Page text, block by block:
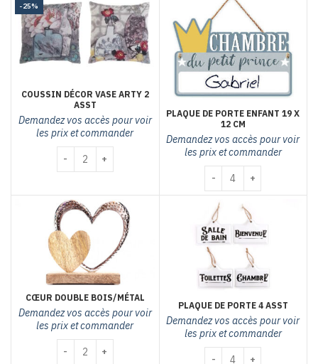
-25%
COUSSIN DÉCOR VASE ARTY 2
ASST
Demandez vos accès pour voir
les prix et commander
quantité de Coussin décor vase arty 2 asst
PLAQUE DE PORTE ENFANT 19 X
12 CM
Demandez vos accès pour voir
les prix et commander
quantité de PLAQUE DE
CŒUR DOUBLE BOIS/MÉTAL
Demandez vos accès pour voir
les prix et commander
quantité de Cœur double bois/métal
PLAQUE DE PORTE 4 ASST
Demandez vos accès pour voir
les prix et commander
quantité de Plaque de